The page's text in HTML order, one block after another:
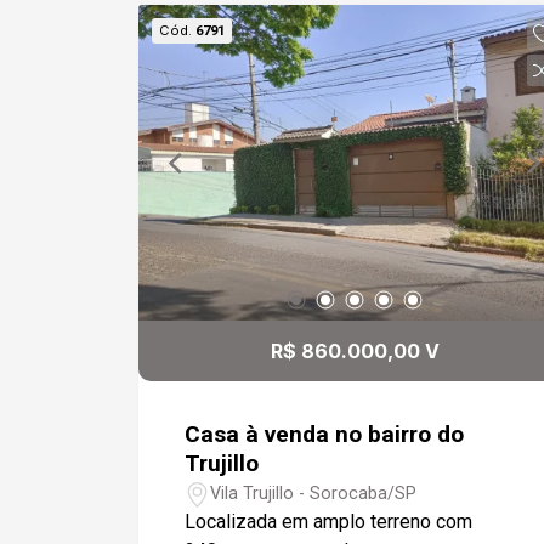
Cód. 6791
R$ 860.000,00 V
Casa à venda no bairro do
Trujillo
Vila Trujillo - Sorocaba/SP
Localizada em amplo terreno com